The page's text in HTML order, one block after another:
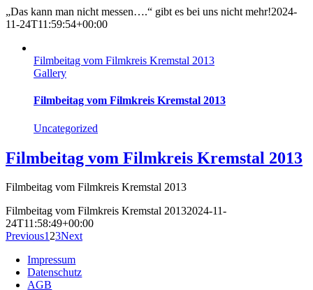
„Das kann man nicht messen….“ gibt es bei uns nicht mehr!2024-
11-24T11:59:54+00:00
Filmbeitag vom Filmkreis Kremstal 2013
Gallery
Filmbeitag vom Filmkreis Kremstal 2013
Uncategorized
Filmbeitag vom Filmkreis Kremstal 2013
Filmbeitag vom Filmkreis Kremstal 2013
Filmbeitag vom Filmkreis Kremstal 20132024-11-
24T11:58:49+00:00
Previous123Next
Impressum
Datenschutz
AGB